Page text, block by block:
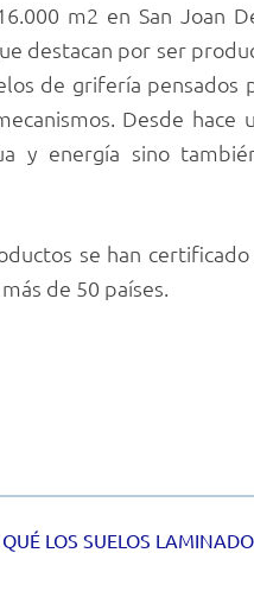
m2 en San Joan
destacan por ser
de grifería pensados
Desde hace
y energía sino
se han certificado
de 50 países.
LOS SUELOS